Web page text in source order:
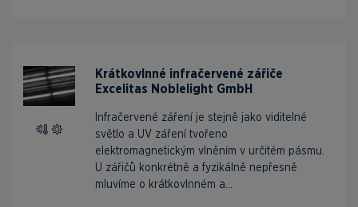
Krátkovlnné infračervené zářiče
Excelitas Noblelight GmbH
Infračervené záření je stejně jako viditelné
světlo a UV záření tvořeno
elektromagnetickým vlněním v určitém pásmu.
U zářičů konkrétně a fyzikálně nepřesně
mluvíme o krátkovlnném a...